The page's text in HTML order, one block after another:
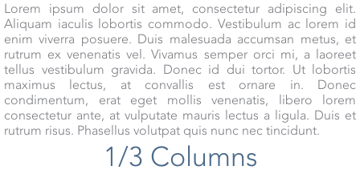
Lorem ipsum dolor sit amet, consectetur adipiscing elit.
Aliquam iaculis lobortis commodo. Vestibulum ac lorem id
enim viverra posuere. Duis malesuada accumsan metus, et
rutrum ex venenatis vel. Vivamus semper orci mi, a laoreet
tellus vestibulum gravida. Donec id dui tortor. Ut lobortis
maximus lectus, at convallis est ornare in. Donec
condimentum, erat eget mollis venenatis, libero lorem
consectetur ante, at vulputate mauris lectus a ligula. Duis et
rutrum risus. Phasellus volutpat quis nunc nec tincidunt.
1/3 Columns